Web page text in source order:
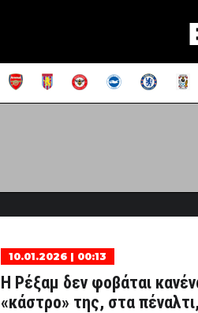
10.01.2026 | 00:13
Η Ρέξαμ δεν φοβάται
«κάστρο» της, στα